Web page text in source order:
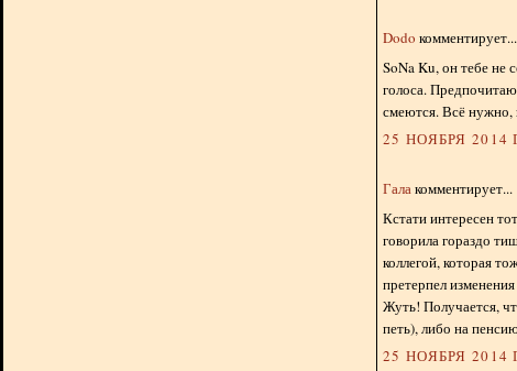
Dodo комментирует...
SoNa Ku, он тебе не
голоса.
смеются. Всё нужно,
25 НОЯБРЯ 2014
Галакомментирует...
Кстати интересен
говорила гораздо
коллегой, которая
претерпел
Жуть! Получается,
петь), либо на
25 НОЯБРЯ 2014